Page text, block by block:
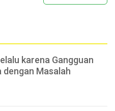
karena Gangguan
dengan Masalah